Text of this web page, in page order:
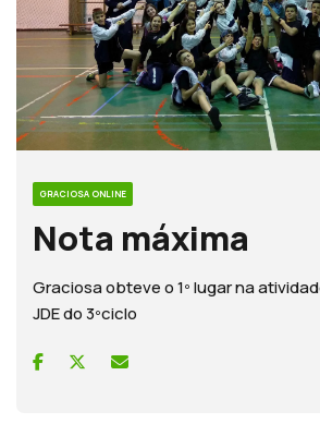
GRACIOSA ONLINE
Nota máxima
Graciosa obteve o 1º lugar na
JDE do 3ºciclo